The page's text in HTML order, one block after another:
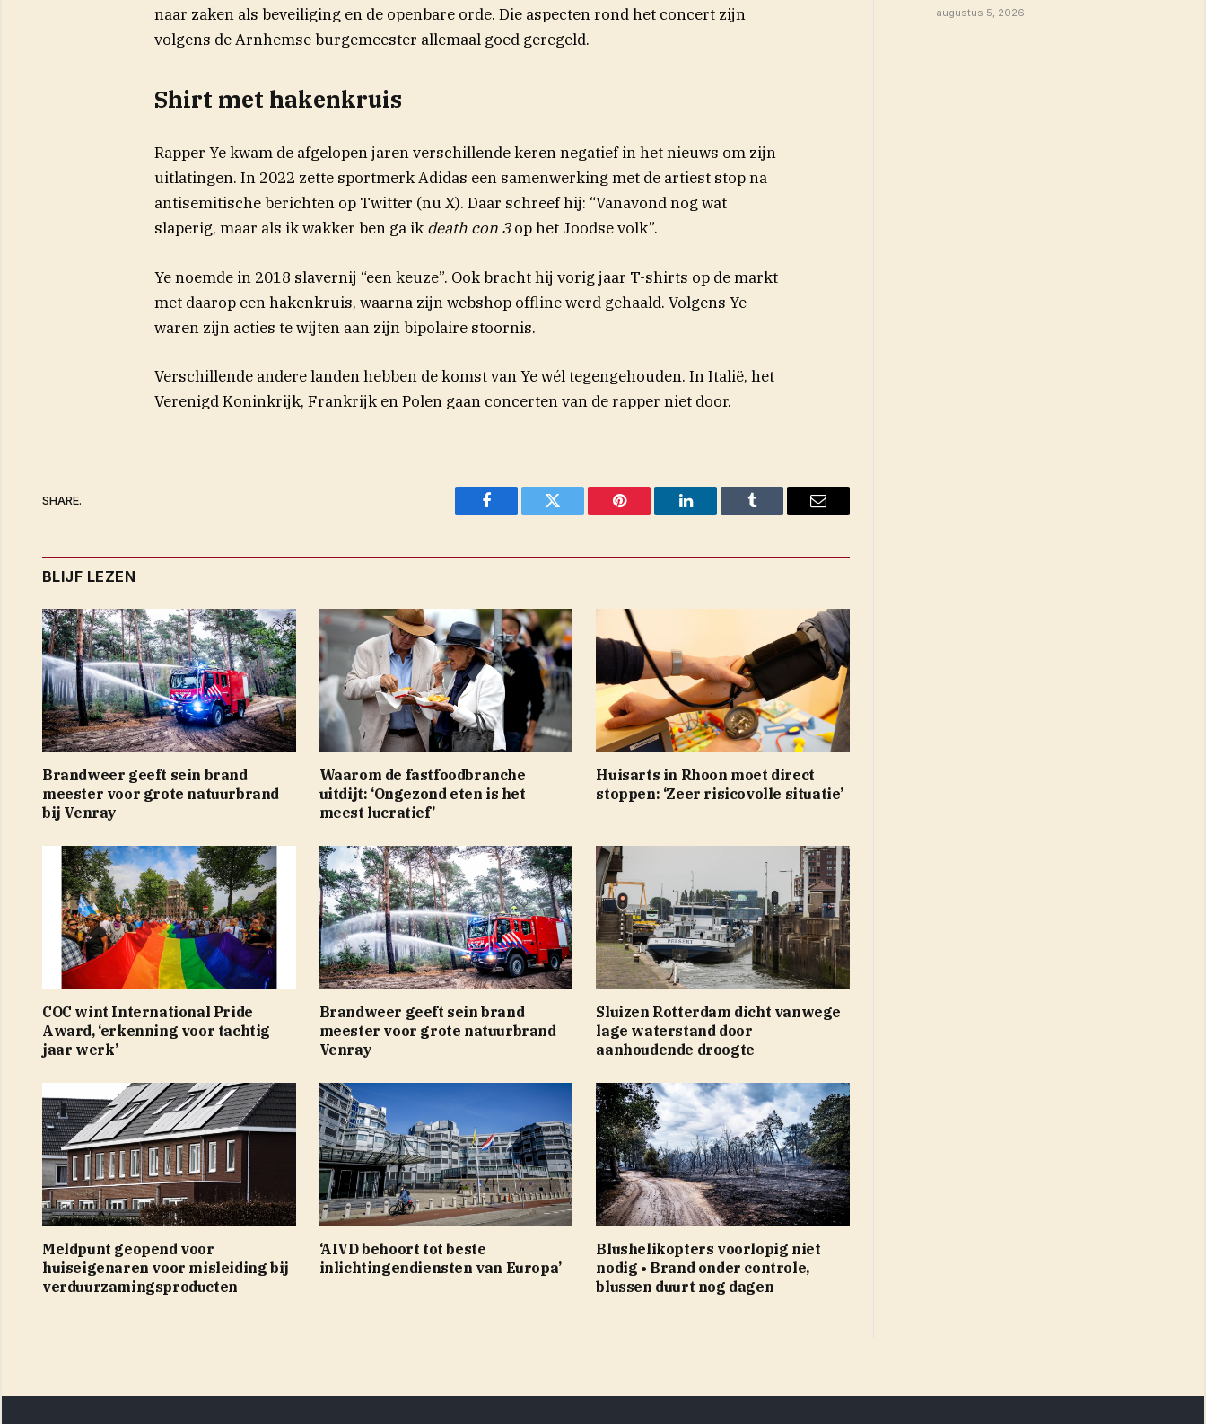
naar zaken als beveiliging en de openbare orde. Die aspecten rond het concert zijn
volgens de Arnhemse burgemeester allemaal goed geregeld.
Shirt met hakenkruis
Rapper Ye kwam de afgelopen jaren verschillende keren negatief in het nieuws om zijn
uitlatingen. In 2022 zette sportmerk Adidas een samenwerking met de artiest stop na
antisemitische berichten op Twitter (nu X). Daar schreef hij: “Vanavond nog wat
slaperig, maar als ik wakker ben ga ik death con 3op het Joodse volk”.
Ye noemde in 2018 slavernij “een keuze”. Ook bracht hij vorig jaar T-shirts op de markt
met daarop een hakenkruis, waarna zijn webshop offline werd gehaald. Volgens Ye
waren zijn acties te wijten aan zijn bipolaire stoornis.
Verschillende andere landen hebben de komst van Ye wél tegengehouden. In Italië, het
Verenigd Koninkrijk, Frankrijk en Polen gaan concerten van de rapper niet door.
SHARE.
Facebook Twitter Pinterest LinkedIn Tumblr Email
BLIJF LEZEN
Brandweer geeft sein brand
meester voor grote natuurbrand
bij Venray
Waarom de fastfoodbranche
uitdijt: ‘Ongezond eten is het
meest lucratief’
Huisarts in Rhoon moet direct
stoppen: ‘Zeer risicovolle situatie’
COC wint International Pride
Award, ‘erkenning voor tachtig
jaar werk’
Brandweer geeft sein brand
meester voor grote natuurbrand
Venray
Sluizen Rotterdam dicht vanwege
lage waterstand door
aanhoudende droogte
Meldpunt geopend voor
huiseigenaren voor misleiding bij
verduurzamingsproducten
‘AIVD behoort tot beste
inlichtingendiensten van Europa’
Blushelikopters voorlopig niet
nodig • Brand onder controle,
blussen duurt nog dagen
augustus 5, 2026